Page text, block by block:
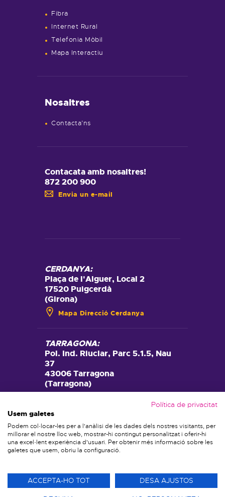
Fibra
Internet Rural
Telefonia Mòbil
Mapa Interactiu
Nosaltres
Contacta’ns
Contacata amb nosaltres!
872 200 900
Envia un e-mail
CERDANYA:
Plaça de l'Alguer, Local 2
17520 Puigcerdà
(Girona)
Mapa Direcció Cerdanya
TARRAGONA:
Pol. Ind. Riuclar, Parc 5.1.5, Nau
37
43006 Tarragona
(Tarragona)
CALAF:
Raval de Sant Jaume, 11
08280 Calaf
Mapa Direcció Calaf
Política de privacitat
Usem galetes
Podem col·locar-les per a l'anàlisi de les dades dels nostres visitants, per
millorar el nostre lloc web, mostrar-hi contingut personalitzat i oferir-hi
una excel·lent experiència d'usuari. Per obtenir més informació sobre les
galetes que usem, obriu la configuració.
ACCEPTA-HO TOT DESA AJUSTOS